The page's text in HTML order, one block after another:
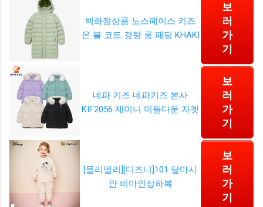
백화점상품 노스페이스 키즈
온 볼 코트 경량 롱 패딩 KHAKI
보
러
가
기
네파 키즈 네파키즈 본사
KIF2056 제미니 미들다운 자켓
보
러
가
기
[몰리멜리][디즈니]101 달마시
안 비마인상하복
보
러
가
기